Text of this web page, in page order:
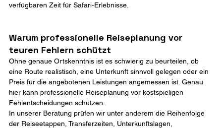
verfügbaren Zeit für Safari-Erlebnisse.
Warum professionelle Reiseplanung vor
teuren Fehlern schützt
Ohne genaue Ortskenntnis ist es schwierig zu beurteilen, ob
eine Route realistisch, eine Unterkunft sinnvoll gelegen oder ein
Preis für die angebotenen Leistungen angemessen ist. Genau
hier kann professionelle Reiseplanung vor kostspieligen
Fehlentscheidungen schützen.
In unserer Beratung prüfen wir unter anderem die Reihenfolge
der Reiseetappen, Transferzeiten, Unterkunftslagen,